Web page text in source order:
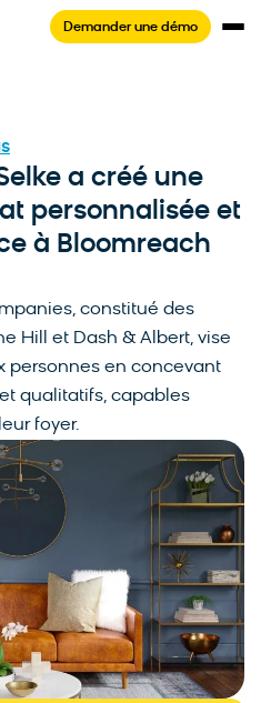
Demander une démo
a créé une
personnalisée et
à Bloomreach
constitué des
Hill et Dash & Albert, vise
personnes en concevant
qualitatifs, capables
foyer.